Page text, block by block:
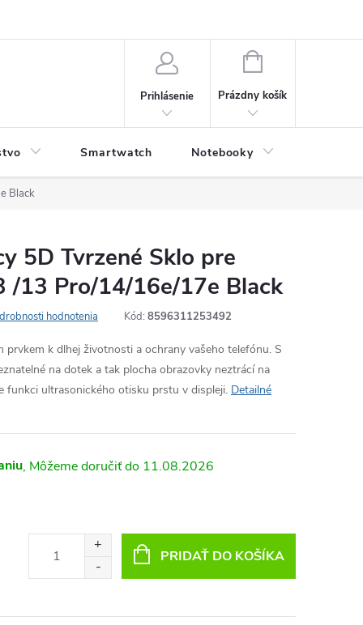
Prihlásenie
NÁKUPNÝ
Prázdny košík
Smartwatch Notebooky
Black
5D Tvrzené Sklo pre
/13 Pro/14/16e/17e Black
hodnotenia Kód: 8596311253492
prvkem k dlhej životnosti a ochrany vašeho telefónu. S
na dotek a tak plocha obrazovky neztrácí na
funkci ultrasonického otisku prstu v displeji. Detailné
11.08.2026
PRIDAŤ DO KOŠÍKA